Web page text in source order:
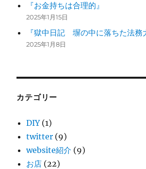
『お金持ちは合理的』
2025年1月15日
『獄中日記 塀の中に落ちた法務
2025年1月8日
カテゴリー
DIY(1)
twitter (9)
website紹介 (9)
お店 (22)